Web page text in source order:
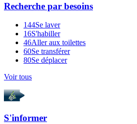
Recherche par besoins
144Se laver
16S'habiller
46Aller aux toilettes
60Se transférer
80Se déplacer
Voir tous
S'informer